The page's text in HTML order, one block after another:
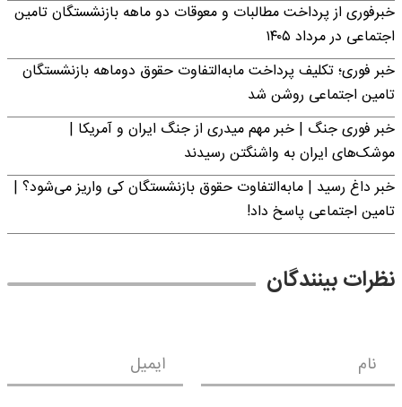
خبرفوری از پرداخت مطالبات و معوقات دو ماهه بازنشستگان تامین
اجتماعی در مرداد ۱۴۰۵
خبر فوری؛ تکلیف پرداخت مابه‌التفاوت حقوق دوماهه بازنشستگان
تامین اجتماعی روشن شد
خبر فوری جنگ | خبر مهم میدری از جنگ ایران و آمریکا |
موشک‌های ایران به واشنگتن رسیدند
خبر داغ رسید | مابه‌التفاوت حقوق بازنشستگان کی واریز می‌شود؟ |
تامین اجتماعی پاسخ داد!
نظرات بینندگان
نام ایمیل